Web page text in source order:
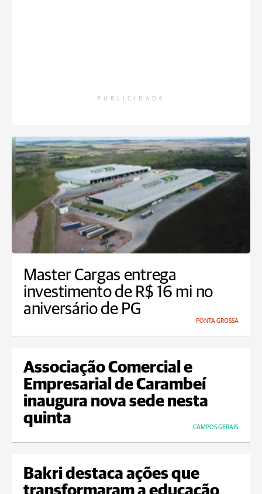
PUBLICIDADE
Master Cargas entrega
investimento de R$ 16 mi no
aniversário de PG
PONTA GROSSA
Associação Comercial e
Empresarial de Carambeí
inaugura nova sede nesta
quinta
CAMPOS GERAIS
Bakri destaca ações que